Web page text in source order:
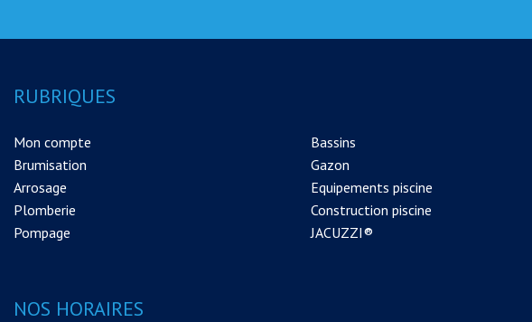
RUBRIQUES
Mon compte
Brumisation
Arrosage
Plomberie
Pompage
Bassins
Gazon
Equipements piscine
Construction piscine
JACUZZI®
NOS HORAIRES